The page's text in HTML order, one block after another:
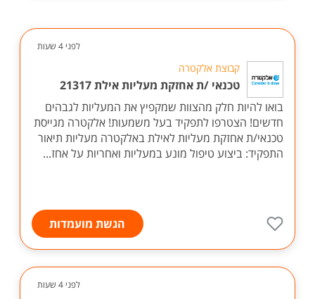
לפני 4 שעות
קבוצת אלקטרה
טכנאי /ת אחזקת מעליות אילת 21317
בואו להיות חלק מהצוות שמקפיץ את המעליות לגבהים
חדשים! הצטרפו לתפקיד בעל משמעות! אלקטרה מגייסת
טכנאי/ת אחזקת מעליות לאילת באלקטרה מעליות תיאור
התפקיד: ביצוע טיפול מונע במעליות ואחריות על אחז...
הגשת מועמדות
לפני 4 שעות